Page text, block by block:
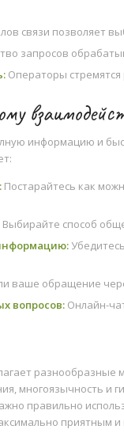
связи позволяет
запросов
Операторы
информацию и
Постарайтесь как
Выбирайте способ
ваше обращение
вопросов: Онлайн-
многоязычность и
правильно
приятным